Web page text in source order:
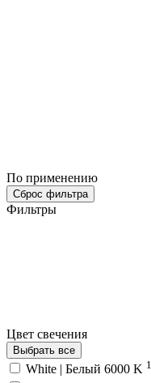
По применению
Сброс фильтра
Фильтры
Цвет свечения
Выбрать все
White | Белый 6000 K 1